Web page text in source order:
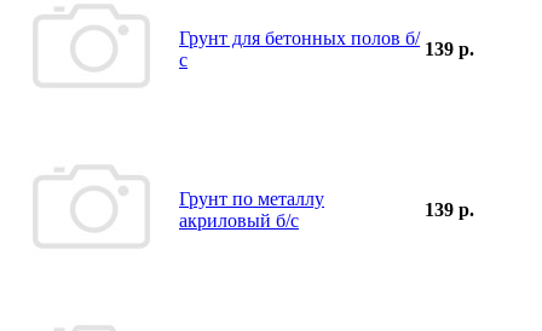
Грунт для бетонных полов б/
с
139 р.
Грунт по металлу
акриловый б/с
139 р.